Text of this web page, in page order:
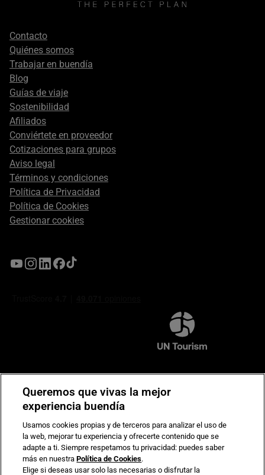
Footer
secondary
Contacto
Quiénes somos
Trabajar en buendía
Blog
Guías de viaje
Sostenibilidad
Afiliados
Conviértete en proveedor
Cotizaciones para grupos
Aviso legal
Términos y condiciones
Política de Privacidad
Política de Cookies
Gestionar cookies
Compromiso de seguridad en pagos electrónicos
Queremos que vivas la mejor
experiencia buendía
Usamos cookies propias y de terceros para analizar el uso de
la web, mejorar tu experiencia y ofrecerte contenido que se
adapte a ti. Siempre respetamos tu privacidad: puedes saber
más en nuestraPolítica de Cookies.
Elige si deseas usar solo las necesarias o disfrutar la